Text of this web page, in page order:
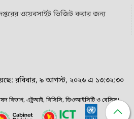
ওয়েবসাইট ভিজিট করার জন্য
রবিবার, ৯ আগস্ট, ২০২৬ এ ১৩:৩২:৩০
বিভাগ, এটুআই, বিসিসি, ডিওআইসিটি ও বেসিস।